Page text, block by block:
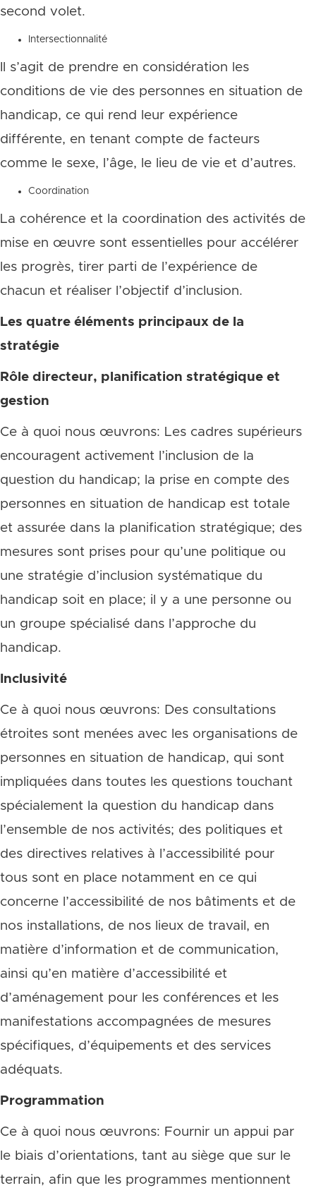
second volet.
Intersectionnalité
Il s’agit de prendre en considération les
conditions de vie des personnes en situation de
handicap, ce qui rend leur expérience
différente, en tenant compte de facteurs
comme le sexe, l’âge, le lieu de vie et d’autres.
Coordination
La cohérence et la coordination des activités de
mise en œuvre sont essentielles pour accélérer
les progrès, tirer parti de l’expérience de
chacun et réaliser l’objectif d’inclusion.
Les quatre éléments principaux de la
stratégie
Rôle directeur, planification stratégique et
gestion
Ce à quoi nous œuvrons: Les cadres supérieurs
encouragent activement l’inclusion de la
question du handicap; la prise en compte des
personnes en situation de handicap est totale
et assurée dans la planification stratégique; des
mesures sont prises pour qu’une politique ou
une stratégie d’inclusion systématique du
handicap soit en place; il y a une personne ou
un groupe spécialisé dans l’approche du
handicap.
Inclusivité
Ce à quoi nous œuvrons: Des consultations
étroites sont menées avec les organisations de
personnes en situation de handicap, qui sont
impliquées dans toutes les questions touchant
spécialement la question du handicap dans
l’ensemble de nos activités; des politiques et
des directives relatives à l’accessibilité pour
tous sont en place notamment en ce qui
concerne l’accessibilité de nos bâtiments et de
nos installations, de nos lieux de travail, en
matière d’information et de communication,
ainsi qu’en matière d’accessibilité et
d’aménagement pour les conférences et les
manifestations accompagnées de mesures
spécifiques, d’équipements et des services
adéquats.
Programmation
Ce à quoi nous œuvrons: Fournir un appui par
le biais d’orientations, tant au siège que sur le
terrain, afin que les programmes mentionnent